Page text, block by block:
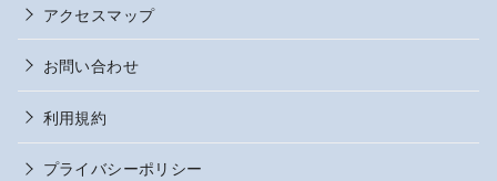
アクセスマップ
お問い合わせ
利用規約
プライバシーポリシー